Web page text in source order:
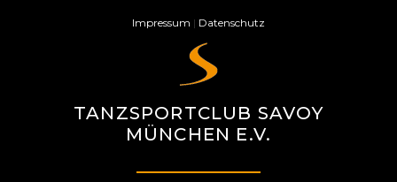
Impressum | Datenschutz
TANZSPORTCLUB SAVOY
MÜNCHEN E.V.